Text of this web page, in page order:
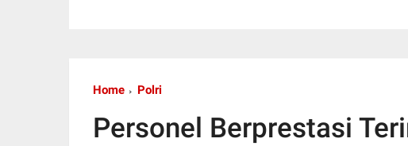
Home Polri
Personel Berprestasi